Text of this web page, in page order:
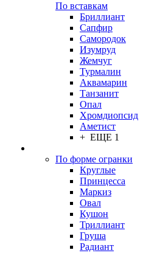
По вставкам
Бриллиант
Сапфир
Самородок
Изумруд
Жемчуг
Турмалин
Аквамарин
Танзанит
Опал
Хромдиопсид
Аметист
+ ЕЩЕ 1
По форме огранки
Круглые
Принцесса
Маркиз
Овал
Кушон
Триллиант
Груша
Радиант